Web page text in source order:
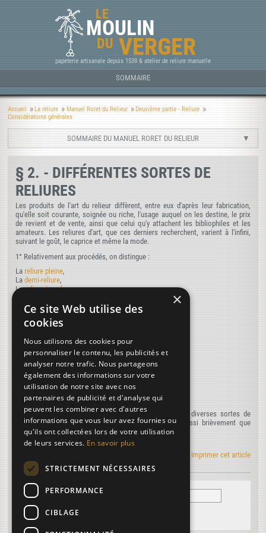
LE
MOULIN
DU VERGER
papeterie artisanale depuis 1539 & atelier de reliure manuelle
SOMMAIRE
Accueil La reliure Manuel Roret du Relieur
Deuxième partie - Reliure
Considérations générales
SOMMAIRE DU MANUEL RORET DU RELIEUR
§ 2. - DIFFÉRENTES SORTES DE
RELIURES
Les produits de l'art du relieur diffèrent, entre eux d'après leur fabrication,
qu'elle soit courante, soignée ou riche, l'usage auquel on les destine, le prix
de revient et de vente, ainsi que celui qu'y attachent les bibliophiles et les
amateurs. Les reliures d'art, que ces derniers recherchent, varient à l'infini,
suivant le goût, le caprice et même la mode.
1° Relativement aux procédés, on distingue :
La reliure pleine,
La demi-reliure,
Lareliure à nerfs,
reliure à dos plein,
reliure à dos brisé,
cartonnage ordinaire
2° Relativement à l'exécution, on distingue :
reliure d'art
Lareliure d'amateur
Lareliure de luxe,
reliure de bibliothèque,
reliure à bon marché ,
cartonnage.
Nous nous proposons de décrire successivement ces diverses sortes de
reliure, dans les articles suivants ; nous le ferons aussi brièvement que
possible en cherchant à être clair et concis.
Imprimer cet article
×
Ce site Web utilise des
cookies
Nous utilisons des cookies pour
personnaliser le contenu, les publicités et
analyser notre trafic. Nous partageons
également des informations sur votre
utilisation de notre site avec nos
partenaires de publicité et d'analyse qui
peuvent les combiner avec d'autres
informations que vous leur avez fournies ou
qu'ils ont collectées lors de votre utilisation
de leurs services. En savoir plus
STRICTEMENT NÉCESSAIRES
PERFORMANCE
CIBLAGE